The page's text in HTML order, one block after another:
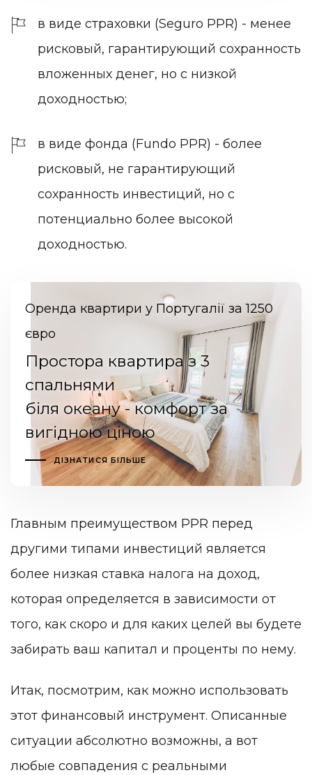
в виде страховки (Seguro PPR) - менее
рисковый, гарантирующий сохранность
вложенных денег, но с низкой
доходностью;
в виде фонда (Fundo PPR) - более
рисковый, не гарантирующий
сохранность инвестиций, но с
потенциально более высокой
доходностью.
Оренда квартири у Португалії за 1250
євро
Простора квартира з 3
спальнями
біля океану - комфорт за
вигідною ціною
ДІЗНАТИСЯ БІЛЬШЕ
Главным преимуществом PPR перед
другими типами инвестиций является
более низкая ставка налога на доход,
которая определяется в зависимости от
того, как скоро и для каких целей вы будете
забирать ваш капитал и проценты по нему.
Итак, посмотрим, как можно использовать
этот финансовый инструмент. Описанные
ситуации абсолютно возможны, а вот
любые совпадения с реальными